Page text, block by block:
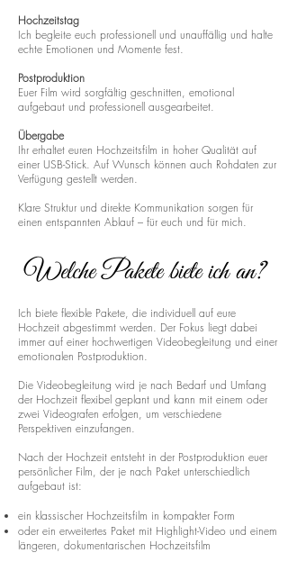
Hochzeitstag
Ich begleite euch professionell und unauffällig und halte
echte Emotionen und Momente fest.
Postproduktion
Euer Film wird sorgfältig geschnitten, emotional
aufgebaut und professionell ausgearbeitet.
Übergabe
Ihr erhaltet euren Hochzeitsfilm in hoher Qualität auf
einer USB-Stick. Auf Wunsch können auch Rohdaten zur
Verfügung gestellt werden.
Klare Struktur und direkte Kommunikation sorgen für
einen entspannten Ablauf – für euch und für mich.
Welche Pakete biete ich an?
Ich biete flexible Pakete, die individuell auf eure
Hochzeit abgestimmt werden. Der Fokus liegt dabei
immer auf einer hochwertigen Videobegleitung und einer
emotionalen Postproduktion.
Die Videobegleitung wird je nach Bedarf und Umfang
der Hochzeit flexibel geplant und kann mit einem oder
zwei Videografen erfolgen, um verschiedene
Perspektiven einzufangen.
Nach der Hochzeit entsteht in der Postproduktion euer
persönlicher Film, der je nach Paket unterschiedlich
aufgebaut ist:
ein klassischer Hochzeitsfilm in kompakter Form
oder ein erweitertes Paket mit Highlight-Video und einem
längeren, dokumentarischen Hochzeitsfilm